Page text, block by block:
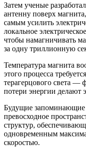
Затем ученые
антенну поверх
самым усилить
локальное
чтобы намагничивать
за одну триллионную
Температура магнита
этого процесса
терагерцового света —
потери энергии делают
Будущие запоминающие
превосходное
структур,
одновременным
скоростью.